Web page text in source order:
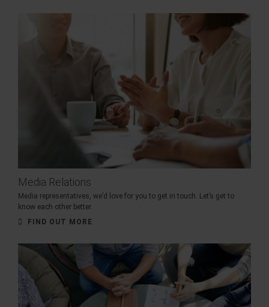
Media Relations
Media representatives, we’d love for you to get in touch. Let’s get to
know each other better.
FIND OUT MORE